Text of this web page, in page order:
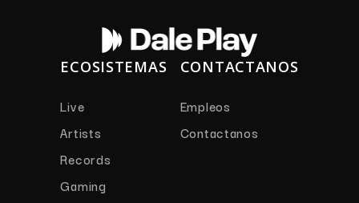
ECOSISTEMAS
Live
Artists
Records
Gaming
CONTACTANOS
Empleos
Contactanos